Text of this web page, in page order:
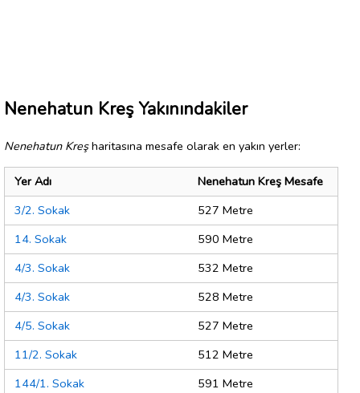
Nenehatun Kreş Yakınındakiler
Nenehatun Kreşharitasına mesafe olarak en yakın yerler:
Yer Adı
Nenehatun Kreş Mesafe
3/2. Sokak
527 Metre
14. Sokak
590 Metre
4/3. Sokak
532 Metre
4/3. Sokak
528 Metre
4/5. Sokak
527 Metre
11/2. Sokak
512 Metre
144/1. Sokak
591 Metre